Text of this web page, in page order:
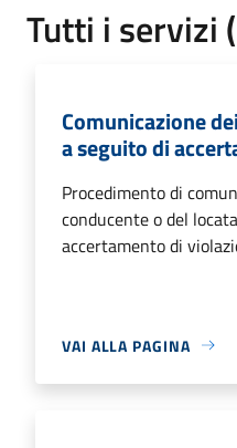
Tutti i servizi
Comunicazione
a seguito di
Procedimento di
conducente o del
accertamento di
VAI ALLA PAGINA